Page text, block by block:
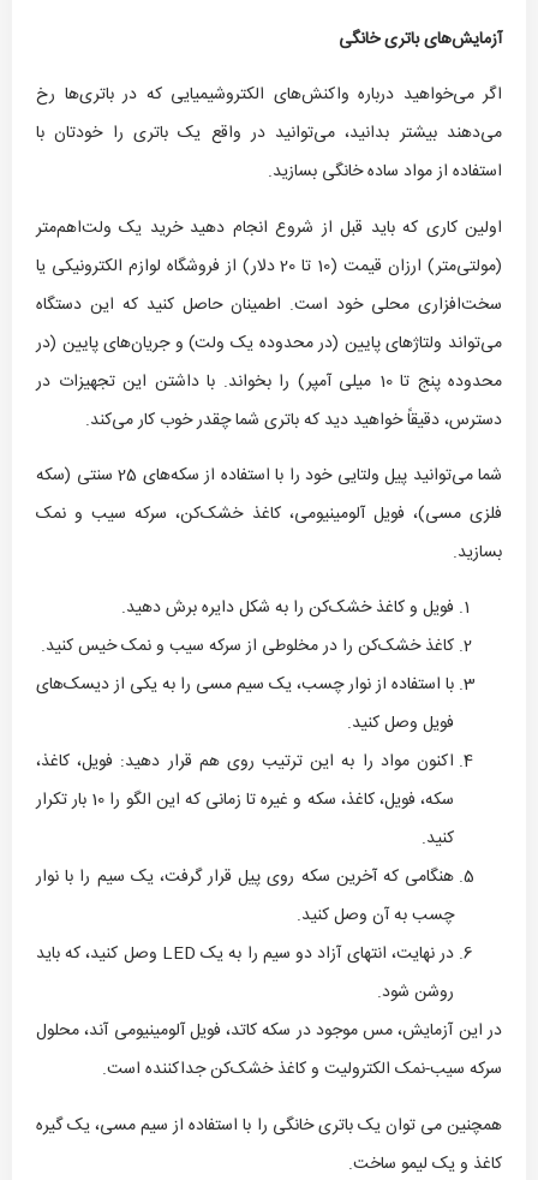
آزمایش‌های باتری خانگی
اگر می‌خواهید درباره واکنش‌های الکتروشیمیایی که در باتری‌ها رخ
می‌دهند بیشتر بدانید، می‌توانید در واقع یک باتری را خودتان با
استفاده از مواد ساده خانگی بسازید.
اولین کاری که باید قبل از شروع انجام دهید خرید یک ولت‌اهم‌متر
(مولتی‌متر) ارزان قیمت (10 تا 20 دلار) از فروشگاه لوازم الکترونیکی یا
سخت‌افزاری محلی خود است. اطمینان حاصل کنید که این دستگاه
می‌تواند ولتاژهای پایین (در محدوده یک ولت) و جریان‌های پایین (در
محدوده پنج تا 10 میلی آمپر) را بخواند. با داشتن این تجهیزات در
دسترس، دقیقاً خواهید دید که باتری شما چقدر خوب کار می‌کند.
شما می‌توانید پیل ولتایی خود را با استفاده از سکه‌های 25 سنتی (سکه
فلزی مسی)، فویل آلومینیومی، کاغذ خشک‌کن، سرکه سیب و نمک
بسازید.
فویل و کاغذ خشک‌کن را به شکل دایره برش دهید.
کاغذ خشک‌کن را در مخلوطی از سرکه سیب و نمک خیس کنید.
با استفاده از نوار چسب، یک سیم مسی را به یکی از دیسک‌های
فویل وصل کنید.
اکنون مواد را به این ترتیب روی هم قرار دهید: فویل، کاغذ،
سکه، فویل، کاغذ، سکه و غیره تا زمانی که این الگو را 10 بار تکرار
کنید.
هنگامی که آخرین سکه روی پیل قرار گرفت، یک سیم را با نوار
چسب به آن وصل کنید.
در نهایت، انتهای آزاد دو سیم را به یک LED وصل کنید، که باید
روشن شود.
در این آزمایش، مس موجود در سکه کاتد، فویل آلومینیومی آند، محلول
سرکه سیب-نمک الکترولیت و کاغذ خشک‌کن جداکننده است.
همچنین می توان یک باتری خانگی را با استفاده از سیم مسی، یک گیره
کاغذ و یک لیمو ساخت.